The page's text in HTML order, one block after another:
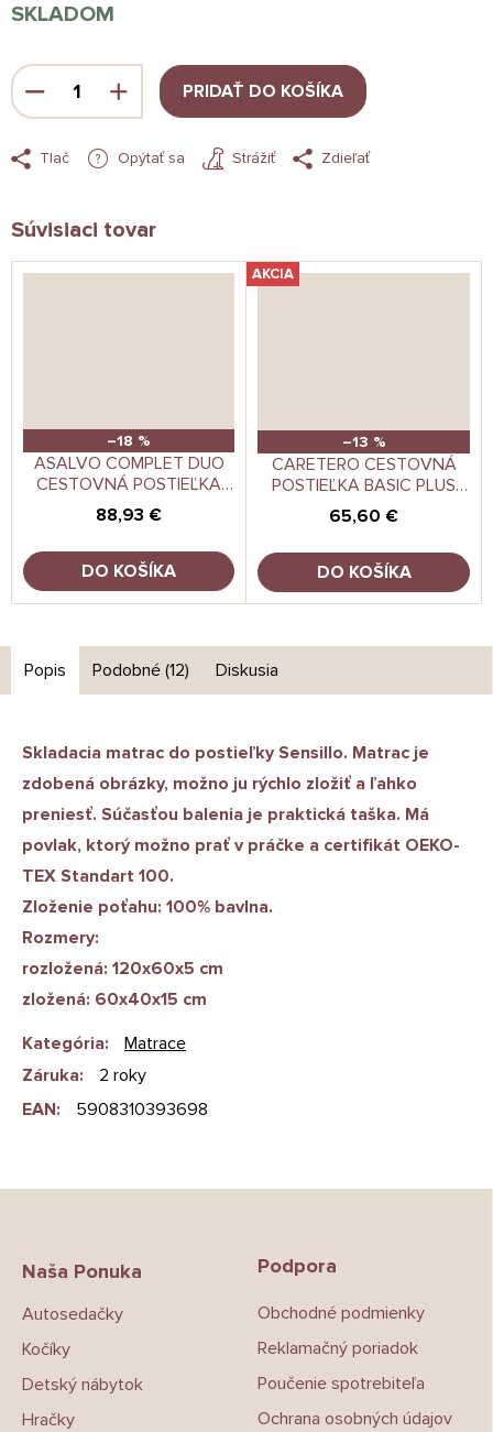
cena:
SKLADOM
PRIDAŤ DO KOŠÍKA
Tlač Opýtať sa Strážiť Zdieľať
Súvisiaci tovar
–18 %
ASALVO COMPLET DUO
CESTOVNÁ POSTIEĽKA
(ZÁVESNÉ LÔŽKO, HRACÍ
OBLÚK), HEDGEHOG
88,93 €
DO KOŠÍKA
AKCIA
–13 %
CARETERO CESTOVNÁ
POSTIEĽKA BASIC PLUS
GRAPHITE
65,60 €
DO KOŠÍKA
Popis Podobné (12) Diskusia
Skladacia matrac do postieľky Sensillo. Matrac je
zdobená obrázky, možno ju rýchlo zložiť a ľahko
preniesť. Súčasťou balenia je praktická taška. Má
povlak, ktorý možno prať v práčke a certifikát OEKO-
TEX Standart 100.
Zloženie poťahu: 100% bavlna.
Rozmery:
rozložená: 120x60x5 cm
zložená: 60x40x15 cm
Kategória:
Matrace
Záruka:
2 roky
EAN: 5908310393698
Naša Ponuka
Autosedačky
Kočíky
Detský nábytok
Hračky
Podpora
Obchodné podmienky
Reklamačný poriadok
Poučenie spotrebiteľa
Ochrana osobných údajov